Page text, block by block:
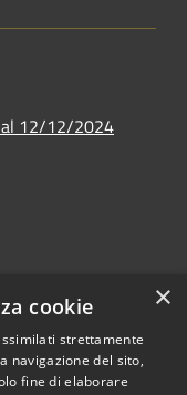
12/12/2024
© 2026 • Town of •
×
cookie
strettamente
navigazione del sito,
fine di elaborare